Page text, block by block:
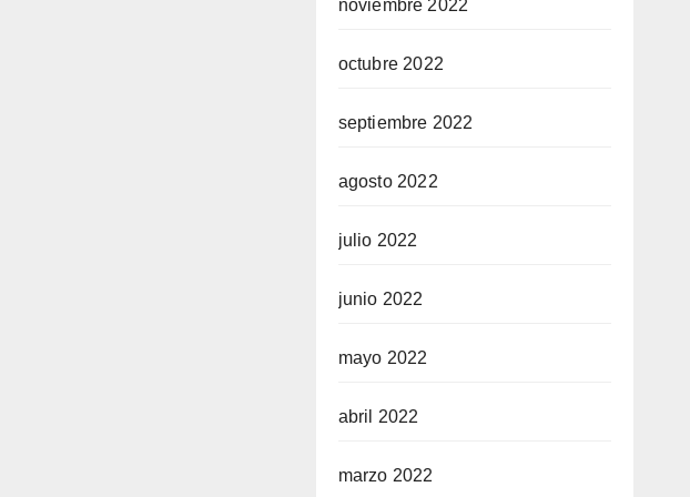
noviembre 2022
octubre 2022
septiembre 2022
agosto 2022
julio 2022
junio 2022
mayo 2022
abril 2022
marzo 2022